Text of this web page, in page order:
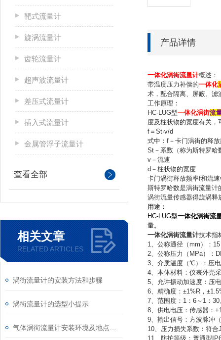
靶式流量计
旋涡流量计
齿轮流量计
超声波流量计
差压式流量计
插入式流量计
金属管浮子流量计
查看全部
相关文章
RELATED ARTICLES
涡街流量计的安装方法和步骤
涡街流量计的选型小提示
产品详情
一体化涡街流量计概述：
带温度压力补偿的一体化
术，配合隔离、屏蔽、滤
工作原理：
HC-LUG型一体化涡街流
度及柱状物的宽度有关，
f＝St·v/d
式中：f－卡门涡街的释
St－系数（称为斯特罗哈
v－流速
d－柱状物的宽度
卡门涡街释放频率f和流
斯特罗哈数是涡街流量计
涡街流量传感器得旋涡释
用途：
HC-LUG型一体化涡街流
量。
一体化涡街流量计技术指
1、公称通径（mm）：
2、公称压力（MPa）：
3、介质温度（℃）：压
4、本体材料：仪表外壳
5、允许振动加速度：压
6、精确度：±1%R，
7、范围度：1：6～1：30
8、供电电压：传感器：
9、输出信号：方波脉冲
10、压力损失系数：符
11、防护等级：普通型